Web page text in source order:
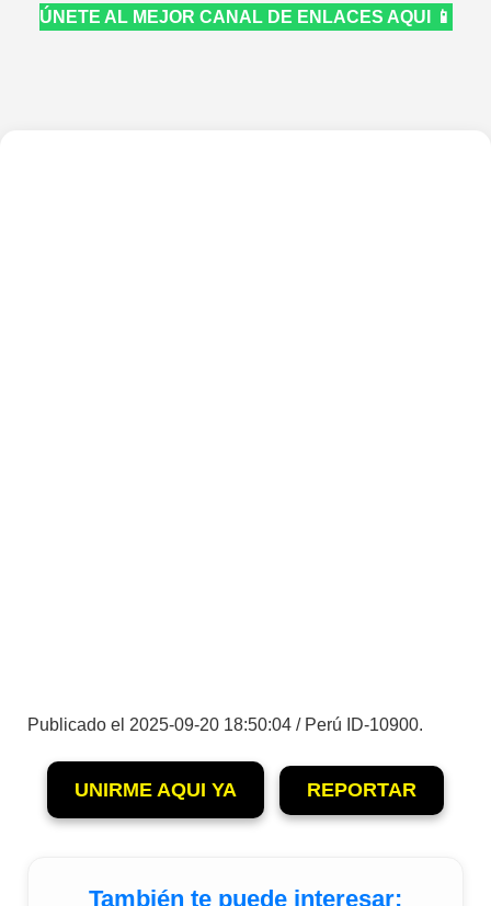
ÚNETE AL MEJOR CANAL DE ENLACES AQUI 📱
Publicado el 2025-09-20 18:50:04 / Perú ID-10900.
UNIRME AQUI YA REPORTAR
También te puede interesar: